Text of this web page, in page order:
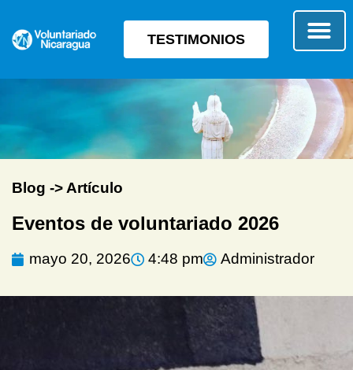
TESTIMONIOS
Blog -> Artículo
Eventos de voluntariado 2026
mayo 20, 2026 4:48 pm Administrador